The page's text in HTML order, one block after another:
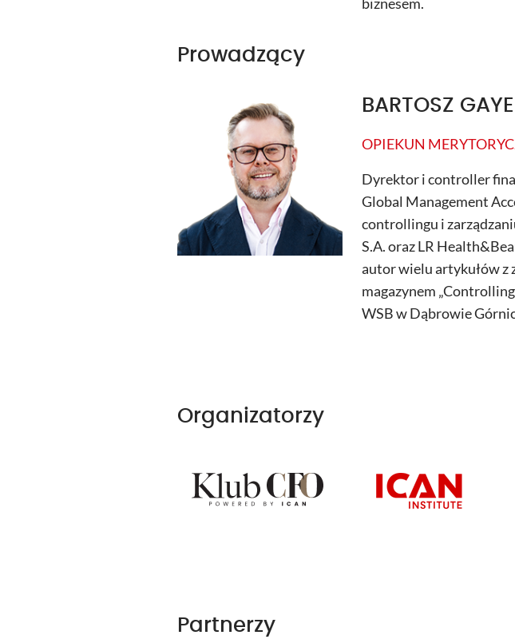
Prowadzący
BARTOSZ
OPIEKUN
Dyrektor i controller
Global Management
controllingu i
S.A. oraz LR
autor wielu artykułów z
magazynem
WSB w Dąbrowie
Organizatorzy
Partnerzy